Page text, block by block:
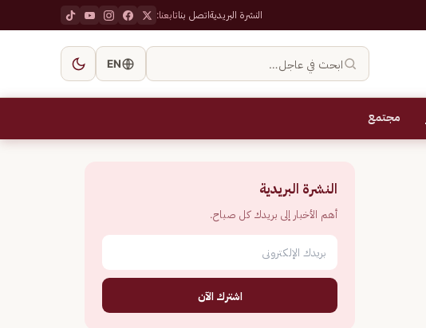
النشرة البريديةاتصل بناتابعنا:
ابحث في عاجل… EN
مجتمع
النشرة البريدية
أهم الأخبار إلى بريدك كل صباح.
اشترك الآن